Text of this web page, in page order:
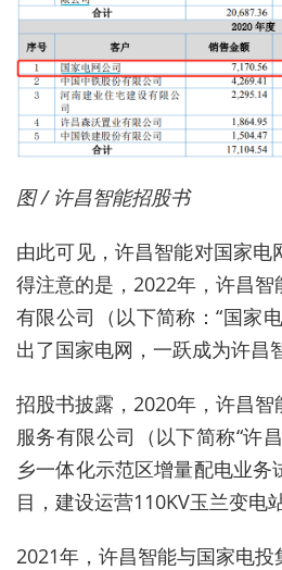
图 / 许昌智能招股书
由此可见，许昌智能对国家电
得注意的是，2022年，许昌
有限公司（以下简称：“国家
出了国家电网，一跃成为许昌
招股书披露，2020年，许昌
服务有限公司（以下简称“许
乡一体化示范区增量配电业务
目，建设运营110KV玉兰变电
2021年，许昌智能与国家电